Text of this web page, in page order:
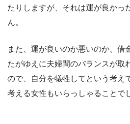
たりしますが、それは運が良かっ
ん。
また、運が良いのか悪いのか、借
たがゆえに夫婦間のバランスが取
ので、自分を犠牲してという考え
考える女性もいらっしゃることで